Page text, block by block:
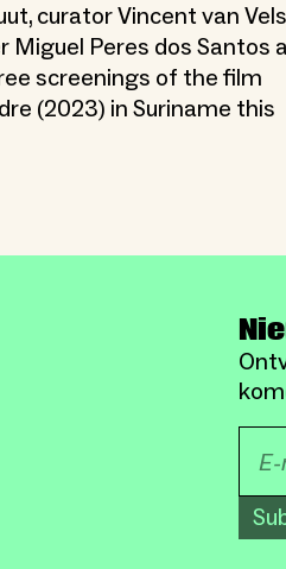
curator Vincent van
Miguel Peres dos Santos
screenings of the film
(2023) in Suriname this